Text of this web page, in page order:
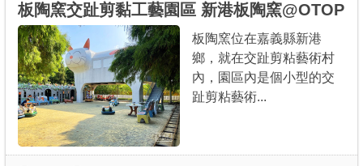
板陶窯交趾剪黏工藝園區 新港板陶窯@OTOP
板陶窯位在嘉義縣新港
鄉，就在交趾剪粘藝術村
內，園區內是個小型的交
趾剪粘藝術...